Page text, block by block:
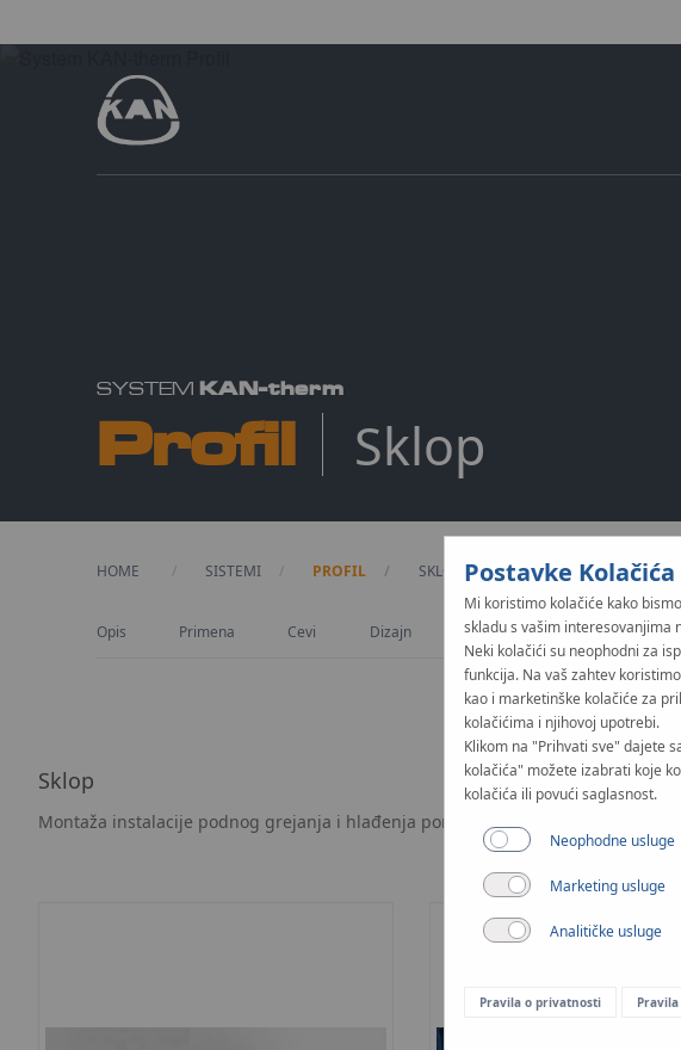
SYSTEM KAN-therm
Profil Sklop
HOME SISTEMI PROFIL CURRENT:
SKLOP
Opis Primena Cevi Dizajn Sklop Dokumenti
Sklop
Montaža instalacije podnog grejanja i hlađenja pomoću sistema KAN-therm
Postavke Kolačića
Mi koristimo kolačiće kako
skladu s vašim interesovanjima
Neki kolačići su neophodni za
funkcija. Na vaš zahtev
kao i marketinške kolačiće za
kolačićima i njihovoj upotrebi.
Klikom na "Prihvati sve" dajete
kolačića" možete izabrati koje
kolačića ili povući saglasnost.
Neophodne usluge
Marketing usluge
Analitičke usluge
Pravila o privatnosti